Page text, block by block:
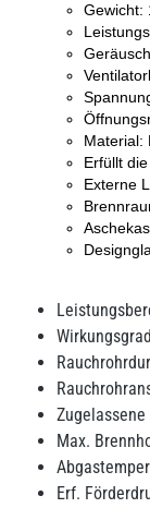
Gewicht:
Material:
Erfüllt
Externe
Max.
Erf.